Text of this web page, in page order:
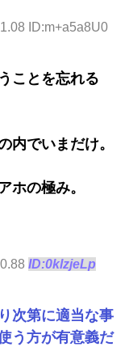
ID:m+a5a8U0
ことを忘れる
内でいまだけ。
ホの極み。
ID:0klzjeLp
次第に適当な事
う方が有意義だ